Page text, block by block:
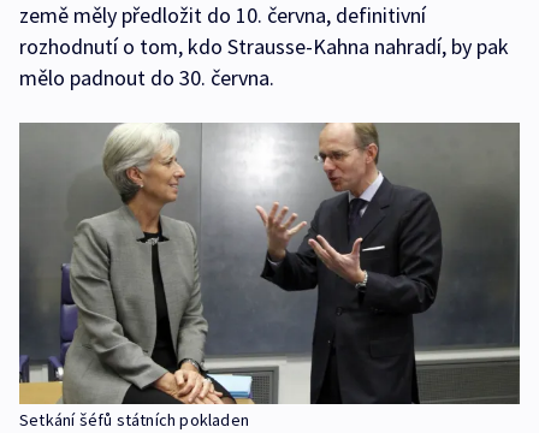
země měly předložit do 10. června, definitivní
rozhodnutí o tom, kdo Strausse-Kahna nahradí, by pak
mělo padnout do 30. června.
Setkání šéfů státních pokladen